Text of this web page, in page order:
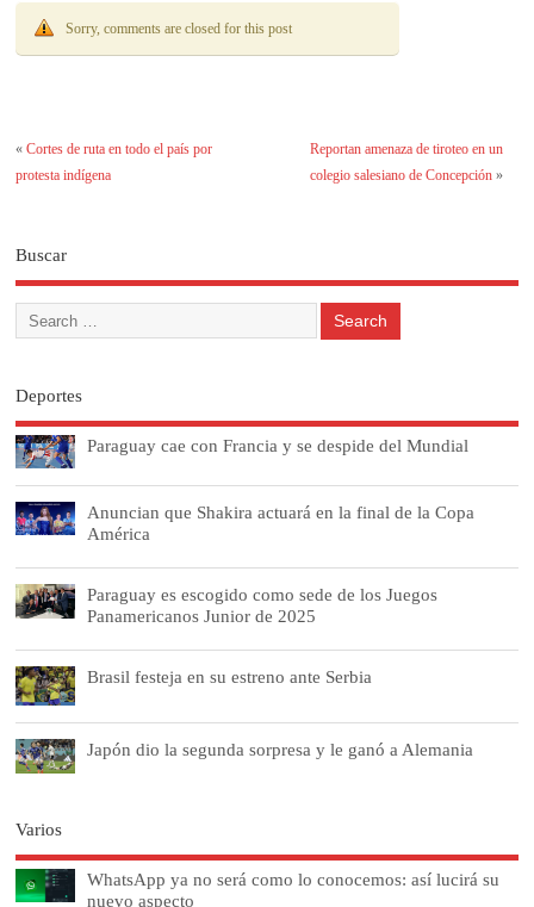
Sorry, comments are closed for this post
«Cortes de ruta en todo el país por
protesta indígena
Reportan amenaza de tiroteo en un
colegio salesiano de Concepción»
Buscar
Deportes
Paraguay cae con Francia y se despide del Mundial
Anuncian que Shakira actuará en la final de la Copa
América
Paraguay es escogido como sede de los Juegos
Panamericanos Junior de 2025
Brasil festeja en su estreno ante Serbia
Japón dio la segunda sorpresa y le ganó a Alemania
Varios
WhatsApp ya no será como lo conocemos: así lucirá su
nuevo aspecto